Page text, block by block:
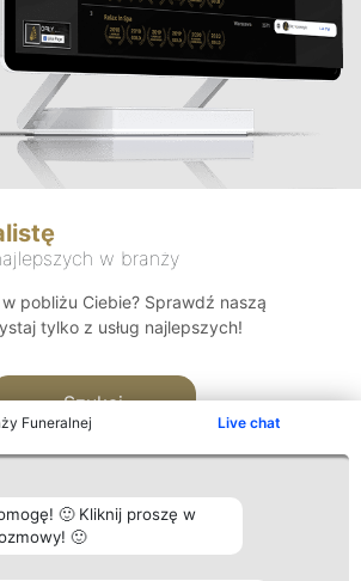
Funeralnej Live chat
🙂 Kliknij proszę w
🙂
w branży
pobliżu Ciebie? Sprawdź naszą
tylko z usług najlepszych!
Szukaj